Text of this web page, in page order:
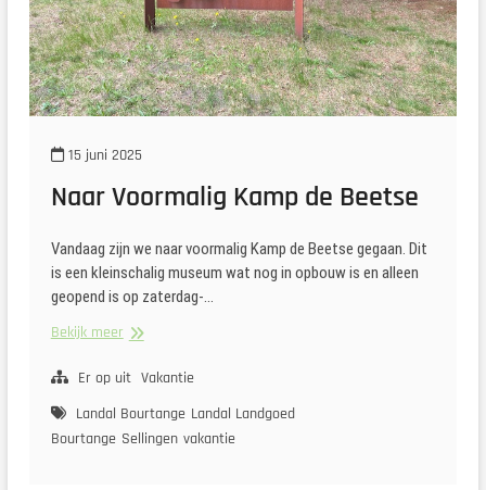
15 juni 2025
Naar Voormalig Kamp de Beetse
Vandaag zijn we naar voormalig Kamp de Beetse gegaan. Dit
is een kleinschalig museum wat nog in opbouw is en alleen
geopend is op zaterdag-…
Bekijk meerNaar
Kamp
Beetse
Er op uit Vakantie
Landal Bourtange Landal Landgoed
Bourtange Sellingen vakantie